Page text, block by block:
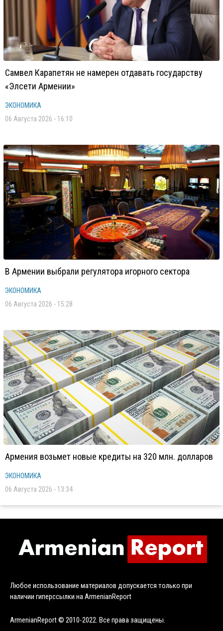
Самвел Карапетян не намерен отдавать государству
«Элсети Армении»
ЭКОНОМИКА
06 Августа 2026 - 16:10
В Армении выбрали регулятора игорного сектора
ЭКОНОМИКА
06 Августа 2026 - 15:28
Армения возьмет новые кредиты на 320 млн. долларов
ЭКОНОМИКА
06 Августа 2026 - 13:34
Любое использование материалов допускается только при
наличии гиперссылки на ArmenianReport
ArmenianReport © 2010-2022. Все права защищены.